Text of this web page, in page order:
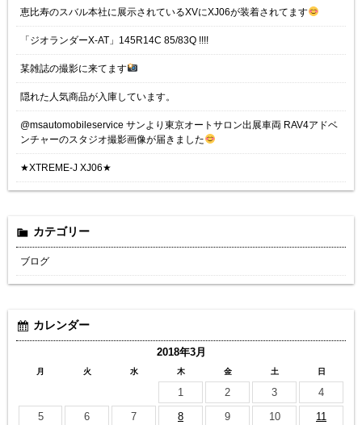
恵比寿のスバル本社に展示されているXVにXJ06が装着されてます
「ジオランダーX-AT」145R14C 85/83Q !!!!
某雑誌の撮影に来てます
隠れた人気商品が入庫しています。
@msautomobileservice サンより東京オートサロン出展車両 RAV4アドベ
ンチャーのスタジオ撮影画像が届きました
★XTREME-J XJ06★
カテゴリー
ブログ
カレンダー
2018年3月
月 火 水 木 金 土 日
1 2 3
4
5
6 7 8 9 10
11